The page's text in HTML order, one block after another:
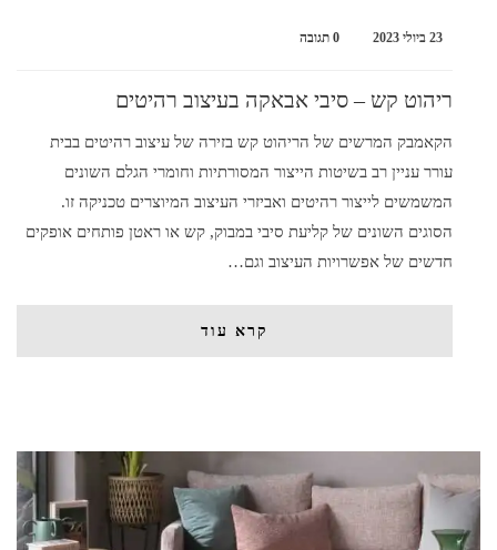
23 ביולי 2023 0 תגובה
ריהוט קש – סיבי אבאקה בעיצוב רהיטים
הקאמבק המרשים של הריהוט קש בזירה של עיצוב רהיטים בבית
עורר עניין רב בשיטות הייצור המסורתיות וחומרי הגלם השונים
המשמשים לייצור רהיטים ואביזרי העיצוב המיוצרים טכניקה זו.
הסוגים השונים של קליעת סיבי במבוק, קש או ראטן פותחים אופקים
חדשים של אפשרויות העיצוב וגם…
קרא עוד